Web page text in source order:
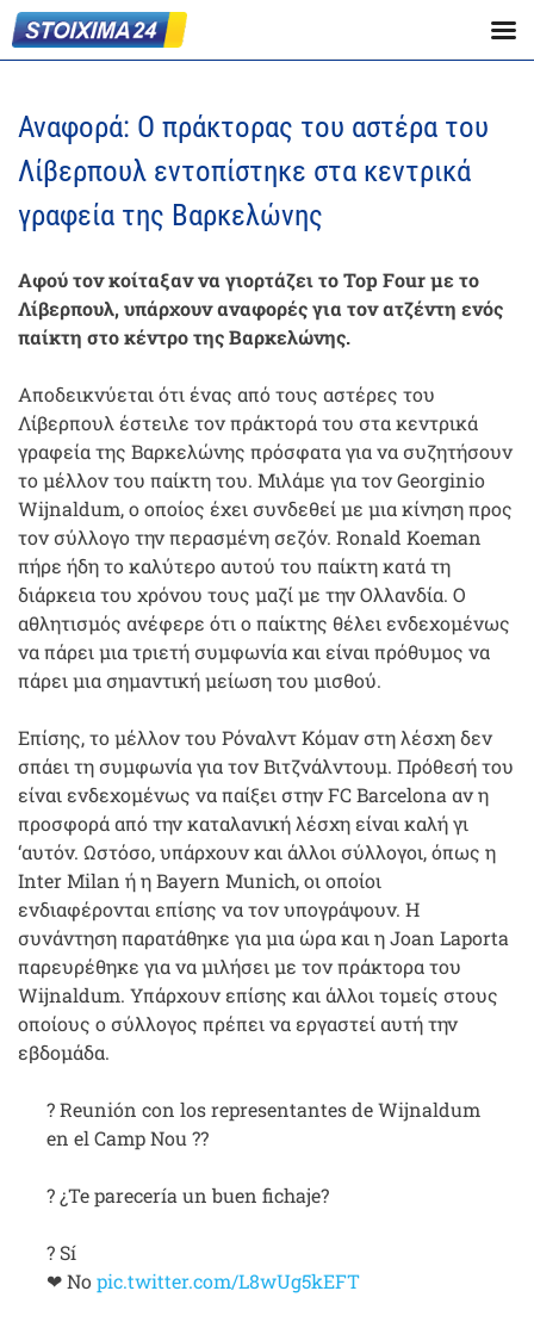
Αναφορά: Ο πράκτορας του αστέρα του
Λίβερπουλ εντοπίστηκε στα κεντρικά
γραφεία της Βαρκελώνης
Αφού τον κοίταξαν να γιορτάζει το Top Four με το
Λίβερπουλ, υπάρχουν αναφορές για τον ατζέντη ενός
παίκτη στο κέντρο της Βαρκελώνης.
Αποδεικνύεται ότι ένας από τους αστέρες του
Λίβερπουλ έστειλε τον πράκτορά του στα κεντρικά
γραφεία της Βαρκελώνης πρόσφατα για να συζητήσουν
το μέλλον του παίκτη του. Μιλάμε για τον Georginio
Wijnaldum, ο οποίος έχει συνδεθεί με μια κίνηση προς
τον σύλλογο την περασμένη σεζόν. Ronald Koeman
πήρε ήδη το καλύτερο αυτού του παίκτη κατά τη
διάρκεια του χρόνου τους μαζί με την Ολλανδία. Ο
αθλητισμός ανέφερε ότι ο παίκτης θέλει ενδεχομένως
να πάρει μια τριετή συμφωνία και είναι πρόθυμος να
πάρει μια σημαντική μείωση του μισθού.
Επίσης, το μέλλον του Ρόναλντ Κόμαν στη λέσχη δεν
σπάει τη συμφωνία για τον Βιτζνάλντουμ. Πρόθεσή του
είναι ενδεχομένως να παίξει στην FC Barcelona αν η
προσφορά από την καταλανική λέσχη είναι καλή γι
‘αυτόν. Ωστόσο, υπάρχουν και άλλοι σύλλογοι, όπως η
Inter Milan ή η Bayern Munich, οι οποίοι
ενδιαφέρονται επίσης να τον υπογράψουν. Η
συνάντηση παρατάθηκε για μια ώρα και η Joan Laporta
παρευρέθηκε για να μιλήσει με τον πράκτορα του
Wijnaldum. Υπάρχουν επίσης και άλλοι τομείς στους
οποίους ο σύλλογος πρέπει να εργαστεί αυτή την
εβδομάδα.
? Reunión con los representantes de Wijnaldum
en el Camp Nou ??
? ¿Te parecería un buen fichaje?
? Sí
❤ Nopic.twitter.com/L8wUg5kEFT